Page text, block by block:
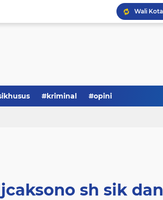
#kriminal #opini
sh sik dan